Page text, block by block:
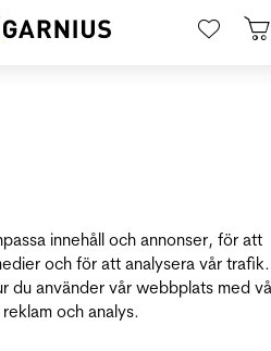
innehåll och annonser, för att
och för att analysera vår
du använder vår webbplats med
och analys.